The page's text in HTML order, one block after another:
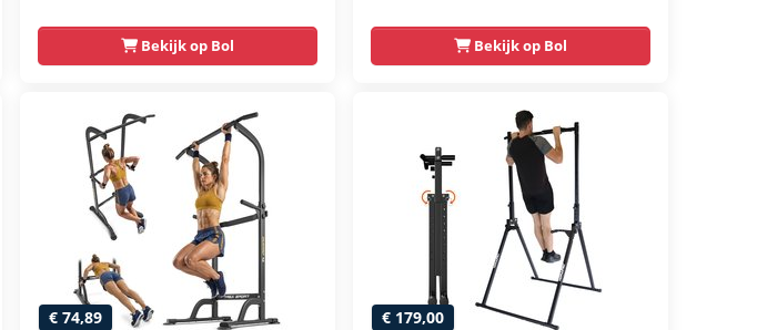
gym - 215x111x142
Bekijk op Bol Bekijk op Bol
€ 74,89 € 179,00